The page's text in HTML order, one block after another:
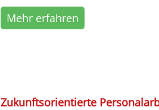
Mehr erfahren
Zukunftsorientierte